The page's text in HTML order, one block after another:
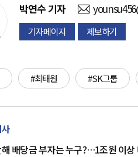
박연수 기자
기자페이지 제보하기
#최태원 #SK그룹
배당금 부자는 누구?…1조원 이상